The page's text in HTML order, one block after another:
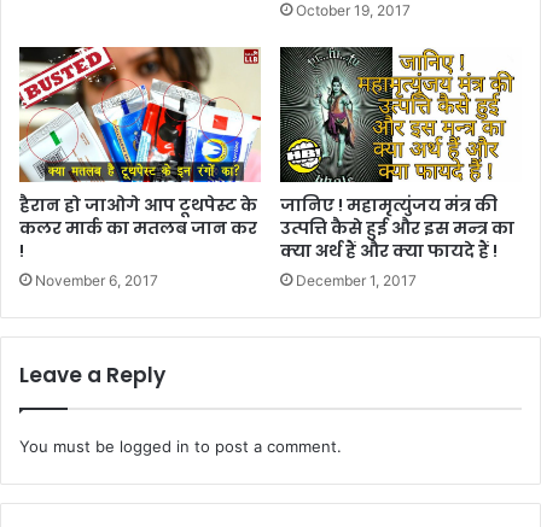
October 19, 2017
हैरान हो जाओगे आप टूथपेस्ट के
कलर मार्क का मतलब जान कर
!
November 6, 2017
जानिए ! महामृत्युंजय मंत्र की
उत्पत्ति कैसे हुई और इस मन्त्र का
क्या अर्थ हैं और क्या फायदे हैं !
December 1, 2017
Leave a Reply
You must be logged in to post a comment.